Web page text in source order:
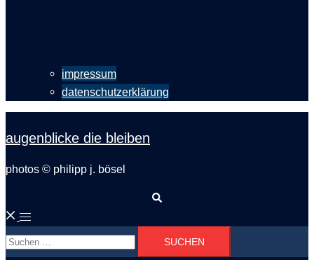
impressum
datenschutzerklärung
augenblicke die bleiben
photos © philipp j. bösel
Menü
umschalten
Suchen
nach: